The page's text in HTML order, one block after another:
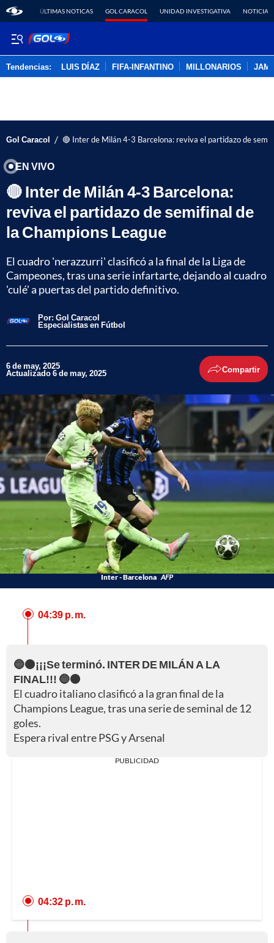
ÚLTIMAS NOTICAS GOL CARACOL UNIDAD INVESTIGATIVA NOTICIAS
Tendencias: LUIS DÍAZ FIFA-INFANTINO MILLONARIOS
Gol Caracol / 🔴 Inter de Milán 4-3 Barcelona: reviva el partidazo de
EN VIVO
🔴 Inter de Milán 4-3 Barcelona:
reviva el partidazo de semifinal de
la Champions League
El cuadro 'nerazzurri' clasificó a la final de la Liga de
Campeones, tras una serie infartarte, dejando al cuadro
'culé' a puertas del partido definitivo.
Por: Gol Caracol
Especialistas en Fútbol
6 de may, 2025
Actualizado 6 de may, 2025 Compartir
Inter - Barcelona AFP
04:39 p. m.
🔵⚫¡¡¡Se terminó. INTER DE MILÁN A LA
FINAL!!! 🔵⚫
El cuadro italiano clasificó a la gran final de la
Champions League, tras una serie de seminal de 12
goles.
Espera rival entre PSG y Arsenal
PUBLICIDAD
04:32 p. m.